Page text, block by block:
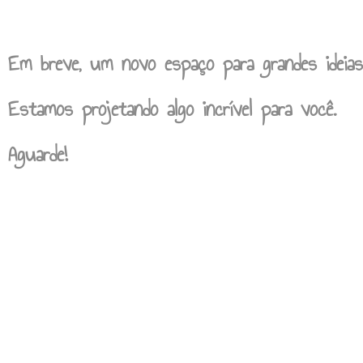
Em breve, um novo espaço para grandes
Estamos projetando algo incrível para você.
Aguarde!